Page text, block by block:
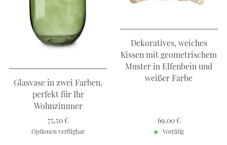
Glasvase in zwei Farben,
perfekt für Ihr
Wohnzimmer
Verkaufspreis: 75,50 €
75,50 €
Optionen verfügbar
Dekoratives, weiches
Kissen mit geometrischem
Muster in Elfenbein und
weißer Farbe
Verkaufspreis: 69,00 €
69,00 €
Vorrätig